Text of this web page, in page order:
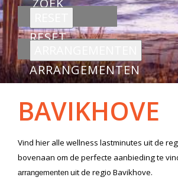
ZOEK
RESET
ARRANGEMENTEN
BAVIKHOVE
Vind hier alle wellness lastminutes uit de
bovenaan om de perfecte aanbieding te
arrangementen uit de regio Bavikhove.